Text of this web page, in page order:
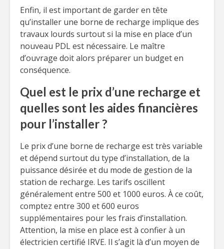
Enfin, il est important de garder en tête
qu’installer une borne de recharge implique des
travaux lourds surtout si la mise en place d’un
nouveau PDL est nécessaire. Le maître
d’ouvrage doit alors préparer un budget en
conséquence.
Quel est le prix d’une recharge et
quelles sont les aides financières
pour l’installer ?
Le prix d’une borne de recharge est très variable
et dépend surtout du type d’installation, de la
puissance désirée et du mode de gestion de la
station de recharge. Les tarifs oscillent
généralement entre 500 et 1000 euros. À ce coût,
comptez entre 300 et 600 euros
supplémentaires pour les frais d’installation.
Attention, la mise en place est à confier à un
électricien certifié IRVE. Il s’agit là d’un moyen de